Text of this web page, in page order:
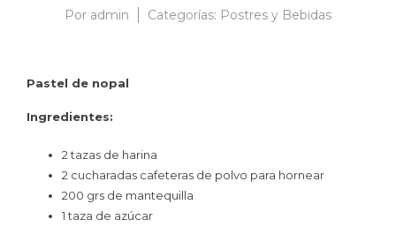
Por admin 03/04/2009
Categorías: Postres y Bebidas
Pastel de nopal
Ingredientes:
2 tazas de harina
2 cucharadas cafeteras de polvo para hornear
200 grs de mantequilla
1 taza de azúcar